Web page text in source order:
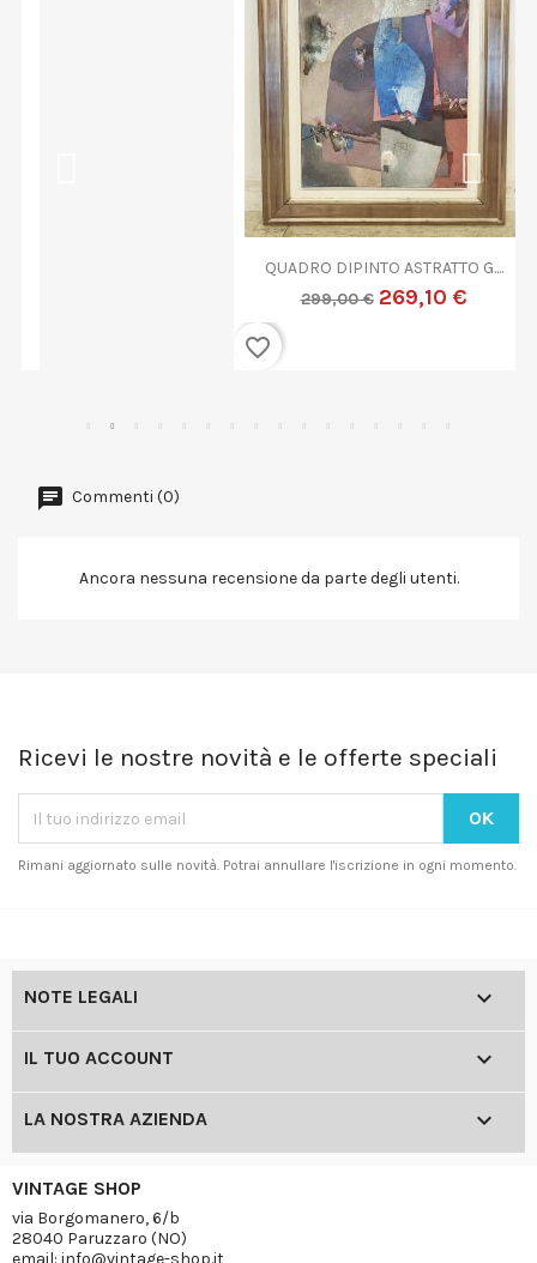
QUADRO DIPINTO ASTRATTO G....
269,10 €
Commenti (0)
Ancora nessuna recensione da parte degli utenti.
Ricevi le nostre novità e le offerte speciali
Rimani aggiornato sulle novità. Potrai annullare l'iscrizione in ogni momento.
NOTE LEGALI 
IL TUO ACCOUNT 
LA NOSTRA AZIENDA 
VINTAGE SHOP
via Borgomanero, 6/b
28040 Paruzzaro (NO)